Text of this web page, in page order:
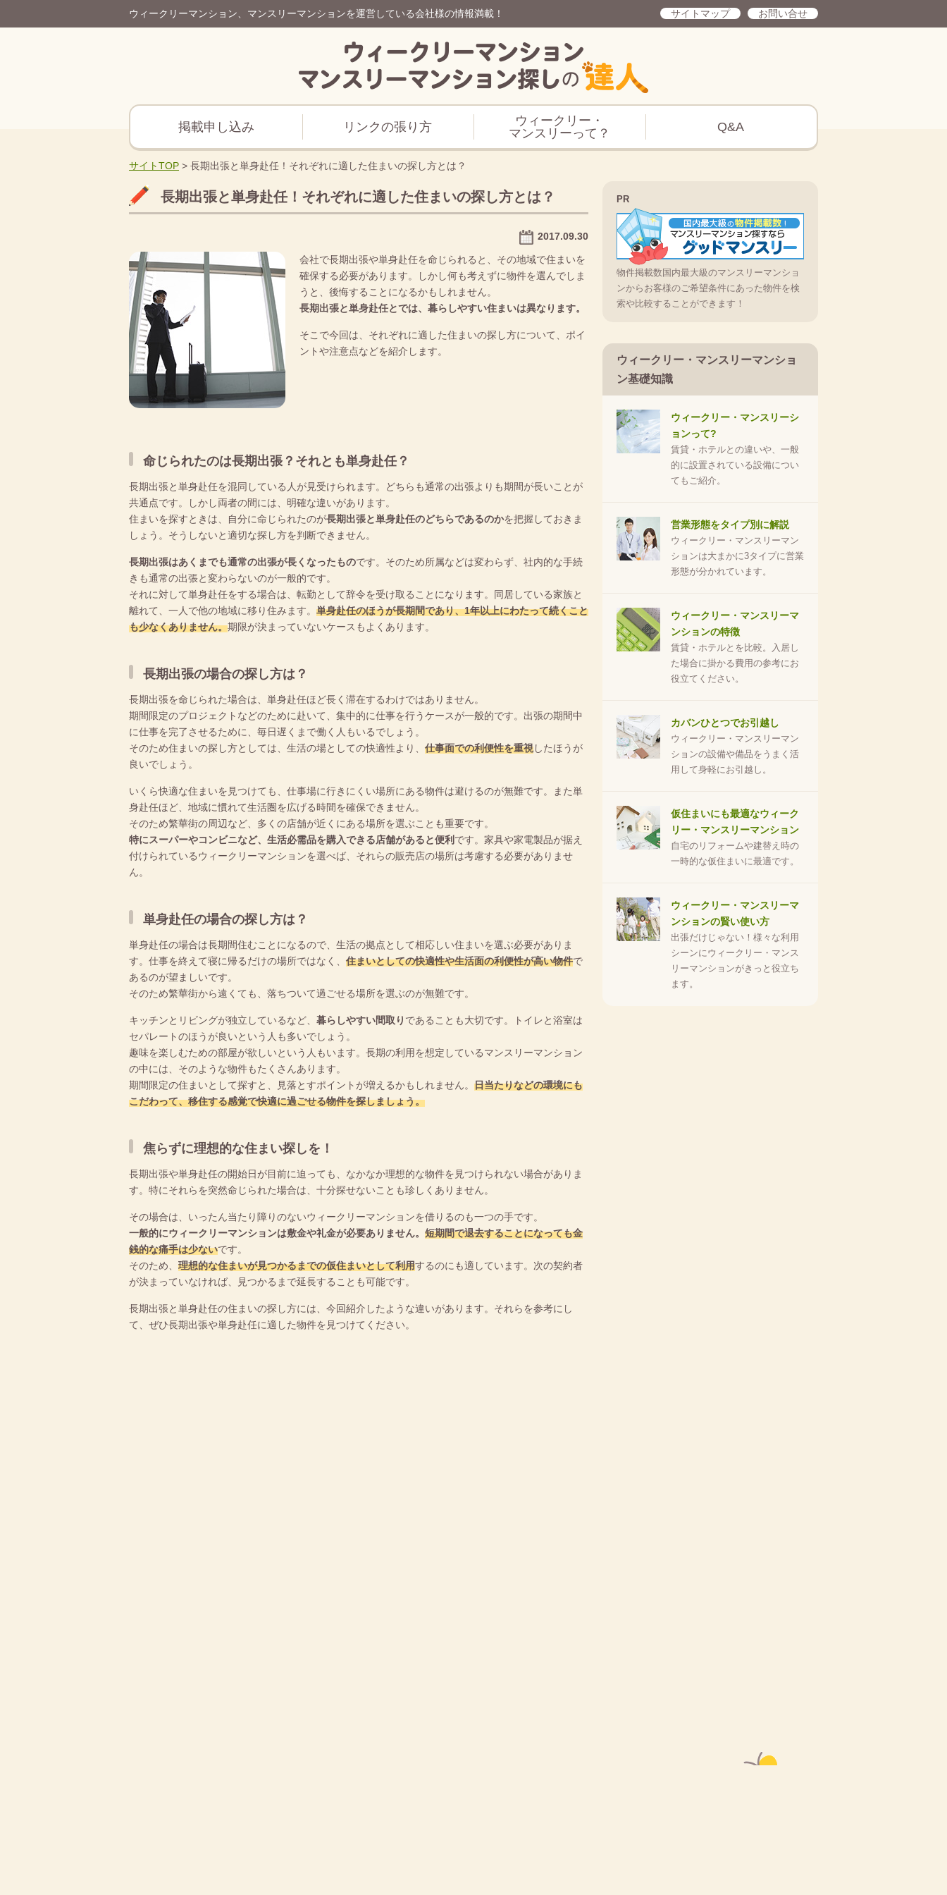
ウィークリーマンション、マンスリーマンションを運営している会社様の情報満載！ お問い合せ
サイトマップ
掲載申し込み リンクの張り方
ウィークリー・
マンスリーって？
Q&A
サイトTOP > 長期出張と単身赴任！それぞれに適した住まいの探し方とは？
長期出張と単身赴任！それぞれに適した住まいの探し方とは？
2017.09.30
会社で長期出張や単身赴任を命じられると、その地域で住まいを
確保する必要があります。しかし何も考えずに物件を選んでしま
うと、後悔することになるかもしれません。
長期出張と単身赴任とでは、暮らしやすい住まいは異なります。
そこで今回は、それぞれに適した住まいの探し方について、ポイ
ントや注意点などを紹介します。
命じられたのは長期出張？それとも単身赴任？
長期出張と単身赴任を混同している人が見受けられます。どちらも通常の出張よりも期間が長いことが
共通点です。しかし両者の間には、明確な違いがあります。
住まいを探すときは、自分に命じられたのが長期出張と単身赴任のどちらであるのかを把握しておきま
しょう。そうしないと適切な探し方を判断できません。
長期出張はあくまでも通常の出張が長くなったものです。そのため所属などは変わらず、社内的な手続
きも通常の出張と変わらないのが一般的です。
それに対して単身赴任をする場合は、転勤として辞令を受け取ることになります。同居している家族と
離れて、一人で他の地域に移り住みます。 単身赴任のほうが長期間であり、1年以上にわたって続くこと
も少なくありません。期限が決まっていないケースもよくあります。
長期出張の場合の探し方は？
長期出張を命じられた場合は、単身赴任ほど長く滞在するわけではありません。
期間限定のプロジェクトなどのために赴いて、集中的に仕事を行うケースが一般的です。出張の期間中
に仕事を完了させるために、毎日遅くまで働く人もいるでしょう。
そのため住まいの探し方としては、生活の場としての快適性より、 仕事面での利便性を重視したほうが
良いでしょう。
いくら快適な住まいを見つけても、仕事場に行きにくい場所にある物件は避けるのが無難です。また単
身赴任ほど、地域に慣れて生活圏を広げる時間を確保できません。
そのため繁華街の周辺など、多くの店舗が近くにある場所を選ぶことも重要です。
特にスーパーやコンビニなど、生活必需品を購入できる店舗があると便利 です。家具や家電製品が据え
付けられているウィークリーマンションを選べば、それらの販売店の場所は考慮する必要がありませ
ん。
単身赴任の場合の探し方は？
単身赴任の場合は長期間住むことになるので、生活の拠点として相応しい住まいを選ぶ必要がありま
す。仕事を終えて寝に帰るだけの場所ではなく、 住まいとしての快適性や生活面の利便性が高い物件で
あるのが望ましいです。
そのため繁華街から遠くても、落ちついて過ごせる場所を選ぶのが無難です。
キッチンとリビングが独立しているなど、 暮らしやすい間取り であることも大切です。トイレと浴室は
セパレートのほうが良いという人も多いでしょう。
趣味を楽しむための部屋が欲しいという人もいます。長期の利用を想定しているマンスリーマンション
の中には、そのような物件もたくさんあります。
期間限定の住まいとして探すと、見落とすポイントが増えるかもしれません。 日当たりなどの環境にも
こだわって、移住する感覚で快適に過ごせる物件を探しましょう。
焦らずに理想的な住まい探しを！
長期出張や単身赴任の開始日が目前に迫っても、なかなか理想的な物件を見つけられない場合がありま
す。特にそれらを突然命じられた場合は、十分探せないことも珍しくありません。
その場合は、いったん当たり障りのないウィークリーマンションを借りるのも一つの手です。
一般的にウィークリーマンションは敷金や礼金が必要ありません。 短期間で退去することになっても金
銭的な痛手は少ないです。
そのため、 理想的な住まいが見つかるまでの仮住まいとして利用するのにも適しています。次の契約者
が決まっていなければ、見つかるまで延長することも可能です。
長期出張と単身赴任の住まいの探し方には、今回紹介したような違いがあります。それらを参考にし
て、ぜひ長期出張や単身赴任に適した物件を見つけてください。
PR
物件掲載数国内最大級のマンスリーマンショ
ンからお客様のご希望条件にあった物件を検
索や比較することができます！
ウィークリー・マンスリーマンショ
ン基礎知識
ウィークリー・マンスリーシ
ョンって?
賃貸・ホテルとの違いや、一般
的に設置されている設備につい
てもご紹介。
営業形態をタイプ別に解説
ウィークリー・マンスリーマン
ションは大まかに3タイプに営業
形態が分かれています。
ウィークリー・マンスリーマ
ンションの特徴
賃貸・ホテルとを比較。入居し
た場合に掛かる費用の参考にお
役立てください。
カバンひとつでお引越し
ウィークリー・マンスリーマン
ションの設備や備品をうまく活
用して身軽にお引越し。
仮住まいにも最適なウィーク
リー・マンスリーマンション
自宅のリフォームや建替え時の
一時的な仮住まいに最適です。
ウィークリー・マンスリーマ
ンションの賢い使い方
出張だけじゃない！様々な利用
シーンにウィークリー・マンス
リーマンションがきっと役立ち
ます。